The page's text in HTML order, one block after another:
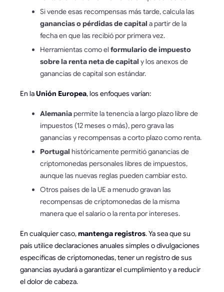
Si vende esas recompensas más tarde, calcula las
ganancias o pérdidas de capital a partir de la
fecha en que las recibió por primera vez.
Herramientas como el formulario de impuesto
sobre la renta neta de capital y los anexos de
ganancias de capital son estándar.
En laUnión Europea, los enfoques varían:
Alemaniapermite la tenencia a largo plazo libre de
impuestos (12 meses o más), pero grava las
ganancias y recompensas a corto plazo como renta.
Portugal históricamente permitió ganancias de
criptomonedas personales libres de impuestos,
aunque las nuevas reglas pueden cambiar esto.
Otros países de la UE a menudo gravan las
recompensas de criptomonedas de la misma
manera que el salario o la renta por intereses.
En cualquier caso,mantenga registros. Ya sea que su
país utilice declaraciones anuales simples o divulgaciones
específicas de criptomonedas, tener un registro de sus
ganancias ayudará a garantizar el cumplimiento y a reducir
el dolor de cabeza.